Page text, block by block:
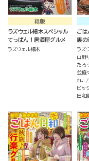
紙版
ラズウェル細木スペシャル
てっぱん！居酒屋グルメ
ラズウェル細木
ご
裏の
ラズ
山野
たろ
並庭
れこ
ビッ
日和